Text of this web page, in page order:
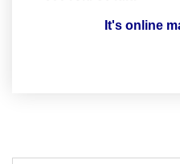
It's online